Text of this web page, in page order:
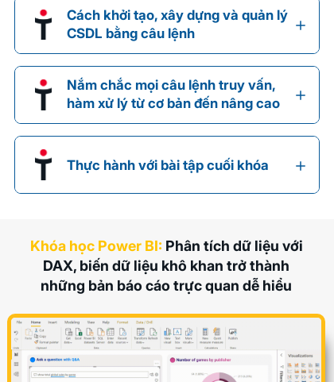
Cách khởi tạo, xây dựng và quản lý
CSDL bằng câu lệnh
Nắm chắc mọi câu lệnh truy vấn,
hàm xử lý từ cơ bản đến nâng cao
Thực hành với bài tập cuối khóa
Khóa học Power BI: Phân tích dữ liệu với
DAX, biến dữ liệu khô khan trở thành
những bản báo cáo trực quan dễ hiểu